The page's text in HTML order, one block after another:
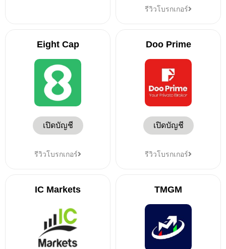
รีวิวโบรกเกอร์
Eight Cap
เปิดบัญชี
รีวิวโบรกเกอร์
Doo Prime
เปิดบัญชี
รีวิวโบรกเกอร์
IC Markets TMGM